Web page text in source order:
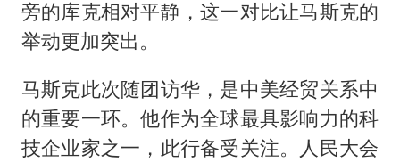
旁的库克相对平静，这一对比让马斯克的
举动更加突出。
马斯克此次随团访华，是中美经贸关系中
的重要一环。他作为全球最具影响力的科
技企业家之一，此行备受关注。人民大会